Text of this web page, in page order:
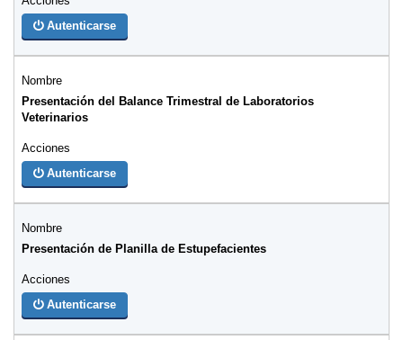
Autenticarse
Presentación del Balance Trimestral de Laboratorios
Veterinarios
Autenticarse
Presentación de Planilla de Estupefacientes
Autenticarse